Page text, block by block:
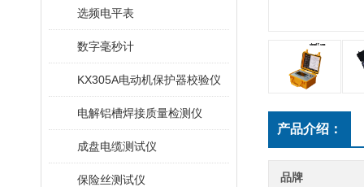
选频电平表
数字毫秒计
KX305A电动机保护器校验仪
电解铝槽焊接质量检测仪
成盘电缆测试仪
保险丝测试仪
产品介绍：
品牌